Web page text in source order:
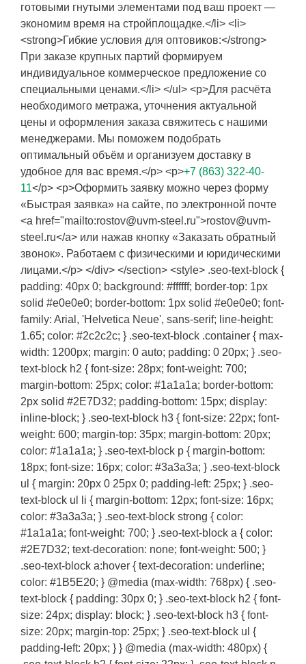
готовыми гнутыми элементами под ваш проект —
экономим время на стройплощадке.</li> <li>
<strong>Гибкие условия для оптовиков:</strong>
При заказе крупных партий формируем
индивидуальное коммерческое предложение со
специальными ценами.</li> </ul> <p>Для расчёта
необходимого метража, уточнения актуальной
цены и оформления заказа свяжитесь с нашими
менеджерами. Мы поможем подобрать
оптимальный объём и организуем доставку в
удобное для вас время.</p> <p>+7 (863) 322-40-
11</p> <p>Оформить заявку можно через форму
«Быстрая заявка» на сайте, по электронной почте
<a href="mailto:rostov@uvm-steel.ru">rostov@uvm-
steel.ru</a> или нажав кнопку «Заказать обратный
звонок». Работаем с физическими и юридическими
лицами.</p> </div> </section> <style> .seo-text-block {
padding: 40px 0; background: #ffffff; border-top: 1px
solid #e0e0e0; border-bottom: 1px solid #e0e0e0; font-
family: Arial, 'Helvetica Neue', sans-serif; line-height:
1.65; color: #2c2c2c; } .seo-text-block .container { max-
width: 1200px; margin: 0 auto; padding: 0 20px; } .seo-
text-block h2 { font-size: 28px; font-weight: 700;
margin-bottom: 25px; color: #1a1a1a; border-bottom:
2px solid #2E7D32; padding-bottom: 15px; display:
inline-block; } .seo-text-block h3 { font-size: 22px; font-
weight: 600; margin-top: 35px; margin-bottom: 20px;
color: #1a1a1a; } .seo-text-block p { margin-bottom:
18px; font-size: 16px; color: #3a3a3a; } .seo-text-block
ul { margin: 20px 0 25px 0; padding-left: 25px; } .seo-
text-block ul li { margin-bottom: 12px; font-size: 16px;
color: #3a3a3a; } .seo-text-block strong { color:
#1a1a1a; font-weight: 700; } .seo-text-block a { color:
#2E7D32; text-decoration: none; font-weight: 500; }
.seo-text-block a:hover { text-decoration: underline;
color: #1B5E20; } @media (max-width: 768px) { .seo-
text-block { padding: 30px 0; } .seo-text-block h2 { font-
size: 24px; display: block; } .seo-text-block h3 { font-
size: 20px; margin-top: 25px; } .seo-text-block ul {
padding-left: 20px; } } @media (max-width: 480px) {